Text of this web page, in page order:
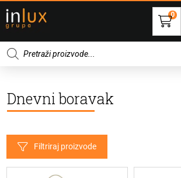
0
Products
search
Dnevni boravak
Filtriraj proizvode